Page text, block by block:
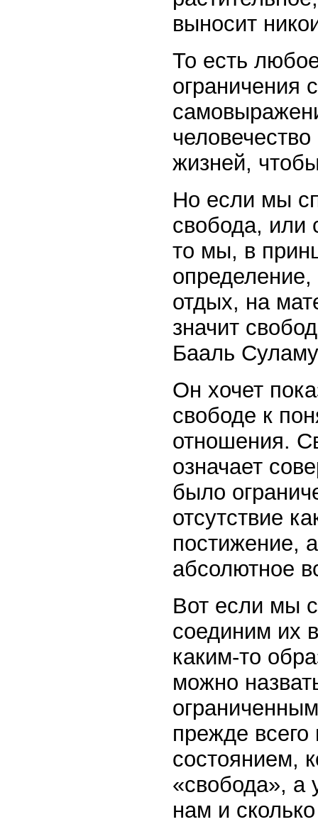
выносит
То есть
ограничения
жизней,
Но если мы
свобода, или
то мы, в
определение,
отдых, на
значит
Бааль
Он хочет
свободе к
отношения.
означает
было
отсутствие
постижение,
абсолютное
Вот если мы
соединим их
каким-то
можно
прежде
состоянием,
«свобода», а
нам и